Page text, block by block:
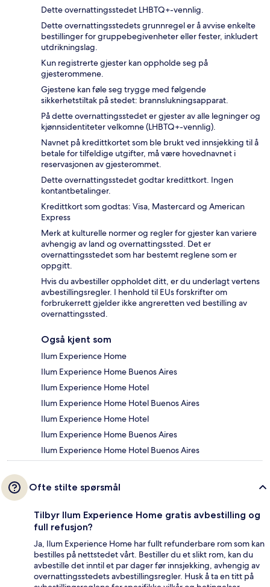
Dette overnattingsstedet LHBTQ+-vennlig.
Dette overnattingsstedets grunnregel er å avvise enkelte
bestillinger for gruppebegivenheter eller fester, inkludert
utdrikningslag.
Kun registrerte gjester kan oppholde seg på
gjesterommene.
Gjestene kan føle seg trygge med følgende
sikkerhetstiltak på stedet: brannslukningsapparat.
På dette overnattingsstedet er gjester av alle legninger og
kjønnsidentiteter velkomne (LHBTQ+-vennlig).
Navnet på kredittkortet som ble brukt ved innsjekking til å
betale for tilfeldige utgifter, må være hovednavnet i
reservasjonen av gjesterommet.
Dette overnattingsstedet godtar kredittkort. Ingen
kontantbetalinger.
Kredittkort som godtas: Visa, Mastercard og American
Express
Merk at kulturelle normer og regler for gjester kan variere
avhengig av land og overnattingssted. Det er
overnattingsstedet som har bestemt reglene som er
oppgitt.
Hvis du avbestiller oppholdet ditt, er du underlagt vertens
avbestillingsregler. I henhold til EUs forskrifter om
forbrukerrett gjelder ikke angreretten ved bestilling av
overnattingssted.
Også kjent som
Ilum Experience Home
Ilum Experience Home Buenos Aires
Ilum Experience Home Hotel
Ilum Experience Home Hotel Buenos Aires
Ilum Experience Home Hotel
Ilum Experience Home Buenos Aires
Ilum Experience Home Hotel Buenos Aires
Ofte stilte spørsmål
Tilbyr Ilum Experience Home gratis avbestilling og
full refusjon?
Ja, Ilum Experience Home har fullt refunderbare rom som kan
bestilles på nettstedet vårt. Bestiller du et slikt rom, kan du
avbestille det inntil et par dager før innsjekking, avhengig av
overnattingsstedets avbestillingsregler. Husk å ta en titt på